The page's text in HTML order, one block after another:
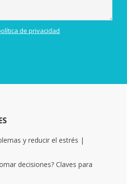
de privacidad
y reducir el estrés |
decisiones? Claves para